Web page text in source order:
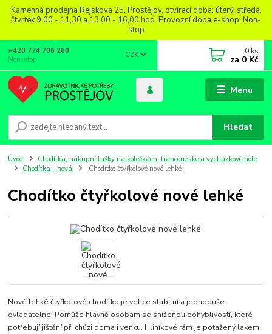
Kamenná prodejna Rejskova 25, Prostějov, otvírací doba: úterý, středa,
čtvrtek 9,00 - 11,30 a 13,00 - 16,00 hod. Provozní doba e-shop: Non-
stop
Menu
CZK
Hledat
+420 774 706 260
Non-stop
0 ks
za 0 Kč
Úvod
Chodítka, nákupní tašky na kolečkách, francouzské a vycházkové hole
Chodítka - nová
Chodítko čtyřkolové nové lehké
Chodítko čtyřkolové nové lehké
Nové lehké čtyřkolové chodítko je velice stabilní a jednoduše
ovladatelné. Pomůže hlavně osobám se sníženou pohyblivostí, které
potřebují jištění při chůzi doma i venku. Hliníkové rám je potažený lakem